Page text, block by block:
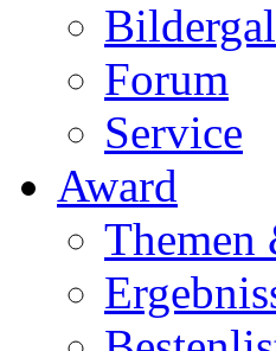
Forum
Service
Award
Themen